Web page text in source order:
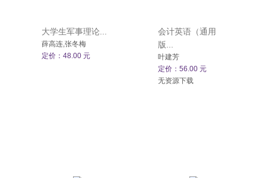
大学生军事理论...
薛高连,张冬梅
定价：48.00 元
会计英语（通用
版...
叶建芳
定价：56.00 元
无资源下载